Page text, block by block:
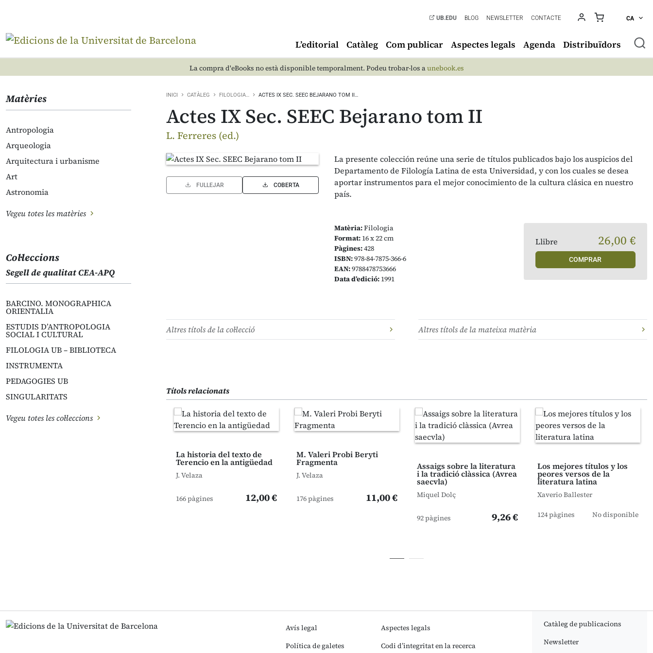
UB.EDU BLOG NEWSLETTER CONTACTE CA
L’editorial Catàleg Com publicar Aspectes legals Agenda Distribuïdors
La compra d'eBooks no està disponible temporalment. Podeu trobar-los aunebook.es
Matèries
Antropologia
Arqueologia
Arquitectura i urbanisme
Art
Astronomia
Vegeu totes les matèries
Col·leccions
Segell de qualitat CEA-APQ
BARCINO. MONOGRAPHICA
ORIENTALIA
ESTUDIS D’ANTROPOLOGIA
SOCIAL I CULTURAL
FILOLOGIA UB – BIBLIOTECA
INSTRUMENTA
PEDAGOGIES UB
SINGULARITATS
Vegeu totes les col·leccions
INICI CATÀLEG FILOLOGIA… ACTES IX SEC. SEEC BEJARANO TOM II…
Actes IX Sec. SEEC Bejarano tom II
L. Ferreres (ed.)
FULLEJAR COBERTA
La presente colección reúne una serie de títulos publicados bajo los auspicios del
Departamento de Filología Latina de esta Universidad, y con los cuales se desea
aportar instrumentos para el mejor conocimiento de la cultura clásica en nuestro
país.
Matèria:Filologia
Format: 16 x 22 cm
Pàgines:428
ISBN:978-84-7875-366-6
EAN:9788478753666
Data d’edició: 1991
Llibre 26,00 €
COMPRAR
Altres títols de la col·lecció Altres títols de la mateixa matèria
Títols relacionats
La historia del texto de
Terencio en la antigüedad
J. Velaza
166 pàgines 12,00 €
M. Valeri Probi Beryti
Fragmenta
J. Velaza
176 pàgines 11,00 €
Assaigs sobre la literatura
i la tradició clàssica (Avrea
saecvla)
Miquel Dolç
92 pàgines 9,26 €
Los mejores títulos y los
peores versos de la
literatura latina
Xaverio Ballester
124 pàgines No disponible
Avís legal
Política de galetes
Aspectes legals
Codi d’integritat en la recerca
Catàleg de publicacions
Newsletter